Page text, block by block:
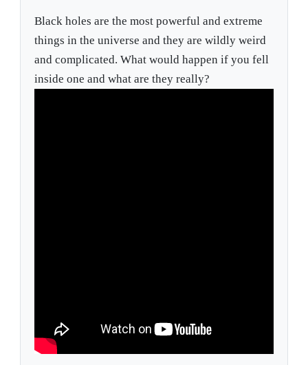
Black holes are the most powerful and extreme
things in the universe and they are wildly weird
and complicated. What would happen if you fell
inside one and what are they really?